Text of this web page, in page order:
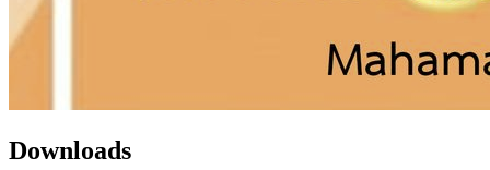
Downloads